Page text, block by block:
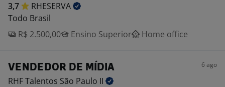
3,7
RHESERVA
Todo Brasil
R$ 2.500,00
Ensino Superior Home office
VENDEDOR DE MÍDIA 6 ago
RHF Talentos São Paulo II